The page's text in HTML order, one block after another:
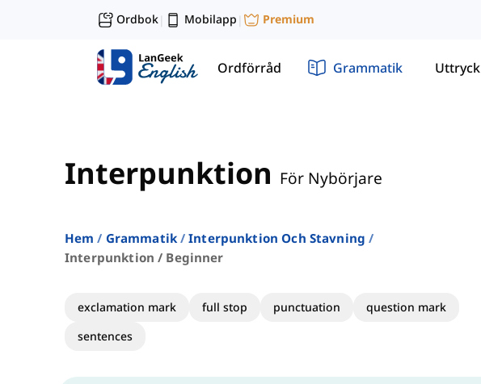
Ordbok| Mobilapp | Premium
Ordförråd Grammatik Uttryck
Interpunktion För Nybörjare
Hem Grammatik
Interpunktion Och Stavning
Interpunktion / Beginner
exclamation mark full stop punctuation
question mark
sentences